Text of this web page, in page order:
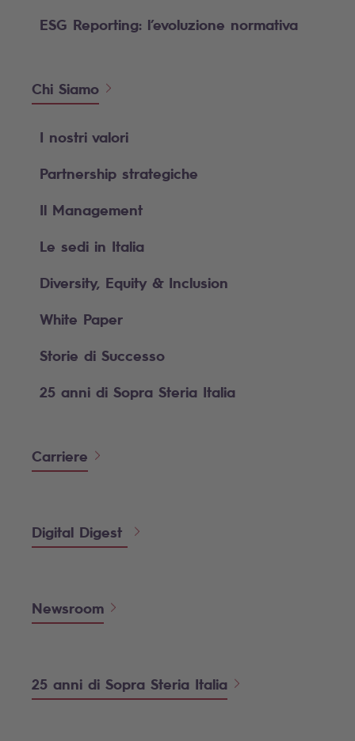
ESG Reporting: l’evoluzione normativa
Chi Siamo
I nostri valori
Partnership strategiche
Il Management
Le sedi in Italia
Diversity, Equity & Inclusion
White Paper
Storie di Successo
25 anni di Sopra Steria Italia
Carriere
Digital Digest
Newsroom
25 anni di Sopra Steria Italia